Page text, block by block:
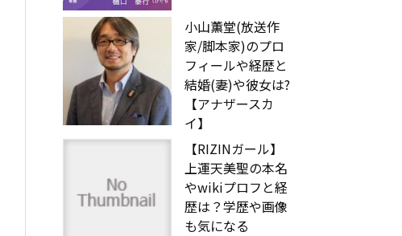
小山薫堂(放送作
家/脚本家)のプロ
フィールや経歴と
結婚(妻)や彼女は?
【アナザースカ
イ】
【RIZINガール】
上運天美聖の本名
やwikiプロフと経
歴は？学歴や画像
も気になる